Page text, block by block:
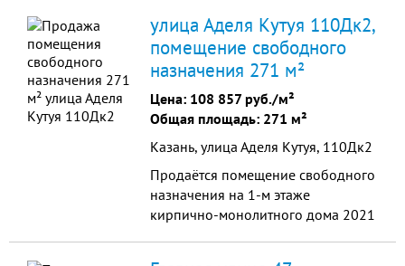
Функциональная планировка,
предусмотрены: 5 групповых
комнат, актовый зал, методические
и процедурные кабинеты, комнаты
для персонала, столовая, ...
улица Аделя Кутуя 110Дк2,
помещение свободного
назначения 271 м²
Цена: 108 857 руб./м²
Общая площадь: 271 м²
Казань, улица Аделя Кутуя, 110Дк2
Продаётся помещение свободного
назначения на 1-м этаже
кирпично-монолитного дома 2021